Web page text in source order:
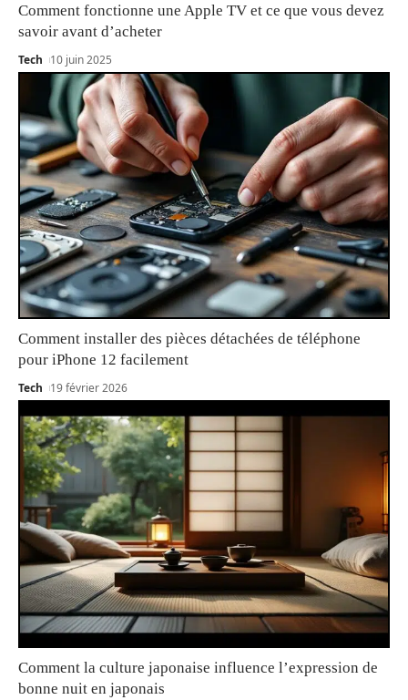
Comment fonctionne une Apple TV et ce que vous devez
savoir avant d’acheter
Tech 10 juin 2025
Comment installer des pièces détachées de téléphone
pour iPhone 12 facilement
Tech 19 février 2026
Comment la culture japonaise influence l’expression de
bonne nuit en japonais